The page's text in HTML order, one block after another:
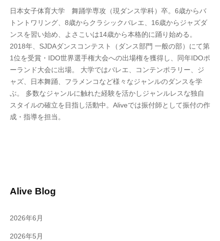
日本女子体育大学 舞踊学専攻（現ダンス学科）卒。6歳からバ
トントワリング、8歳からクラシックバレエ、16歳からジャズダ
ンスを習い始め、よさこいは14歳から本格的に踊り始める。
2018年、SJDAダンスコンテスト（ダンス部門 一般の部）にて第
1位を受賞・IDO世界選手権大会への出場権を獲得し、同年IDOポ
ーランド大会に出場。 大学ではバレエ、コンテンポラリー、ジ
ャズ、日本舞踊、フラメンコなど様々なジャンルのダンスを学
ぶ。
多数なジャンルに触れた経験を活かしジャンルレスな独自
スタイルの確立を目指し活動中。 Aliveでは振付師として振付の作
成・指導を担当。
Alive Blog
2026年6月
2026年5月